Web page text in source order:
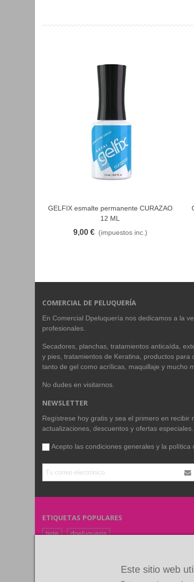
FAVORITO
GELFIX esmalte permanente CURAZAO
12 ML
9,00 € (impuestos inc.)
COMERCIAL DE PELUQUERÍA
En Comercial Dpeluquería nos dedicamos a la
profesionales.
Secadores, planchas, tratamientos anticaída,
y pies, tratamientos de Keratina, productos
tanto de gel como acrílicas, maquillaje y mucho
No dudes en visitarnos.
NEWSLETTER
Regístrese hoy gratis y sea el primero en recibir
actualizaciones, descuentos y ofertas especiales.
Acepto las condiciones generales y la política
ETIQUETAS POPULARES
tinte
dpeluqueria
Este sitio web